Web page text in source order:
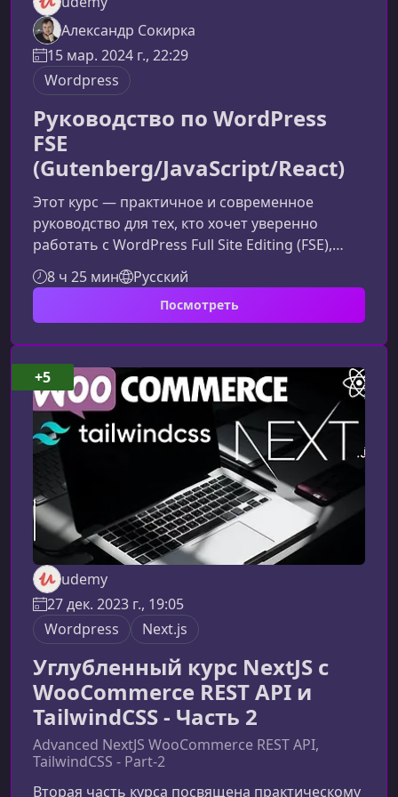
Александр Сокирка
15 мар. 2024 г., 22:29
Wordpress
Руководство по WordPress
FSE
(Gutenberg/JavaScript/React)
Этот курс — практичное и современное
руководство для тех, кто хочет уверенно
работать с WordPress Full Site Editing (FSE),
создавать собственные блоки в Gutenberg и
разрабатывать динамичные интерфейсы с
использованием JavaScript и React. Вы
FSE и научитесь применять её возможности в
реальных проектах.Что вы изучите в ходе
курсаПрограмма ориентирована на
разработчиков, желающих работать с
передовыми инстр
8 ч 25 мин Русский
Посмотреть
udemy
27 дек. 2023 г., 19:05
Wordpress
Next.js
Углубленный курс NextJS с
WooCommerce REST API и
TailwindCSS - Часть 2
Advanced NextJS WooCommerce REST API,
TailwindCSS - Part-2
Вторая часть курса посвящена практическому
+5